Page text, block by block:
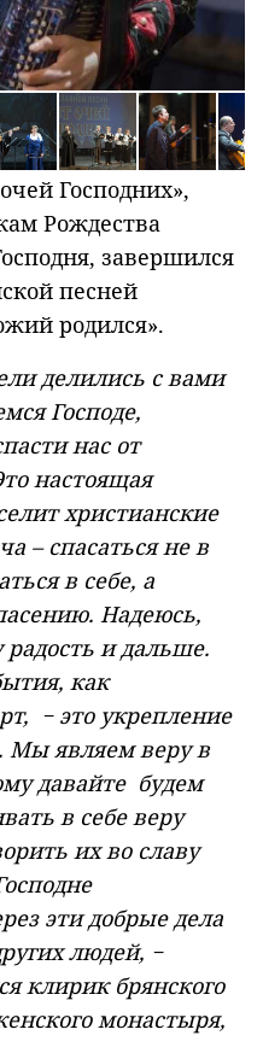
Господних»,
Рождества
завершился
песней
родился».
делились с вами
Господе,
нас от
настоящая
христианские
– спасаться не в
в себе, а
Надеюсь,
радость и дальше.
как
− это укрепление
Мы являем веру в
давайте будем
в себе веру
их во славу
эти добрые дела
людей, −
клирик брянского
монастыря,